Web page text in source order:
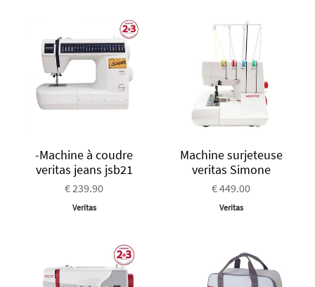
-Machine à coudre
veritas jeans jsb21
€ 239.90
Veritas
Machine surjeteuse
veritas Simone
€ 449.00
Veritas